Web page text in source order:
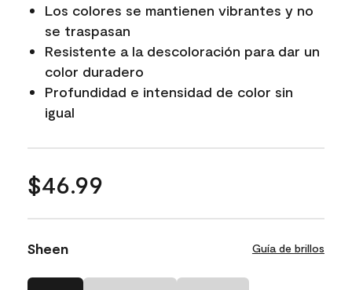
Los colores se mantienen vibrantes y no
se traspasan
Resistente a la descoloración para dar un
color duradero
Profundidad e intensidad de color sin
igual
$46.99
Sheen Guía de brillos